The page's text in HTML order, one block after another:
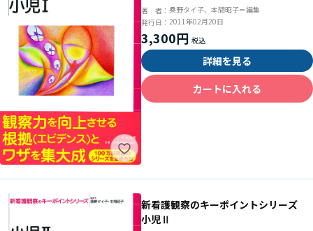
著 者： 桑野タイ子、本間昭子＝編集
発行日： 2011年02月20日
3,300円
詳細を見る
カートに入れる
新看護観察のキーポイントシリーズ
小児Ⅱ